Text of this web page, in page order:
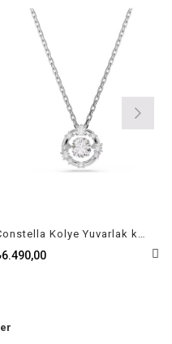
Constella Kolye Yuvarlak kesim, Dancing stone, Beyaz, Rodyum kaplama